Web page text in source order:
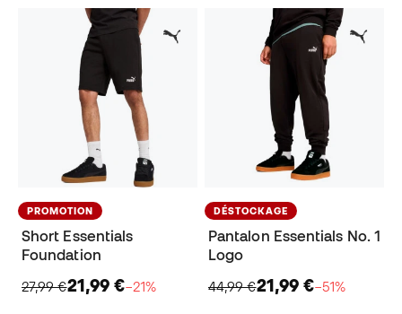
PROMOTION
Short Essentials
Foundation
27,99 €21,99 €−21%
DÉSTOCKAGE
Pantalon Essentials No. 1
Logo
44,99 €21,99 €−51%